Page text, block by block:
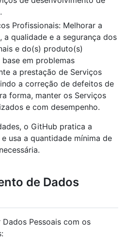
Profissionais: Melhorar a
a qualidade e a segurança dos
e do(s) produto(s)
em problemas
a prestação de Serviços
a correção de defeitos de
forma, manter os Serviços
e com desempenho.
o GitHub pratica a
usa a quantidade mínima de
de Dados
Pessoais com os